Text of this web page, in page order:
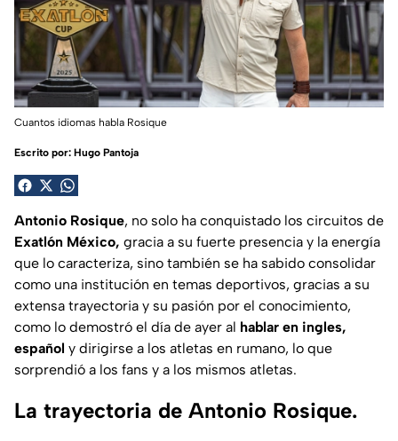
Cuantos idiomas habla Rosique
Escrito por: Hugo Pantoja
Antonio Rosique, no solo ha conquistado los circuitos de
Exatlón México, gracia a su fuerte presencia y la energía
que lo caracteriza, sino también se ha sabido consolidar
como una institución en temas deportivos, gracias a su
extensa trayectoria y su pasión por el conocimiento,
como lo demostró el día de ayer al hablar en ingles,
español y dirigirse a los atletas en rumano, lo que
sorprendió a los fans y a los mismos atletas.
La trayectoria de Antonio Rosique.